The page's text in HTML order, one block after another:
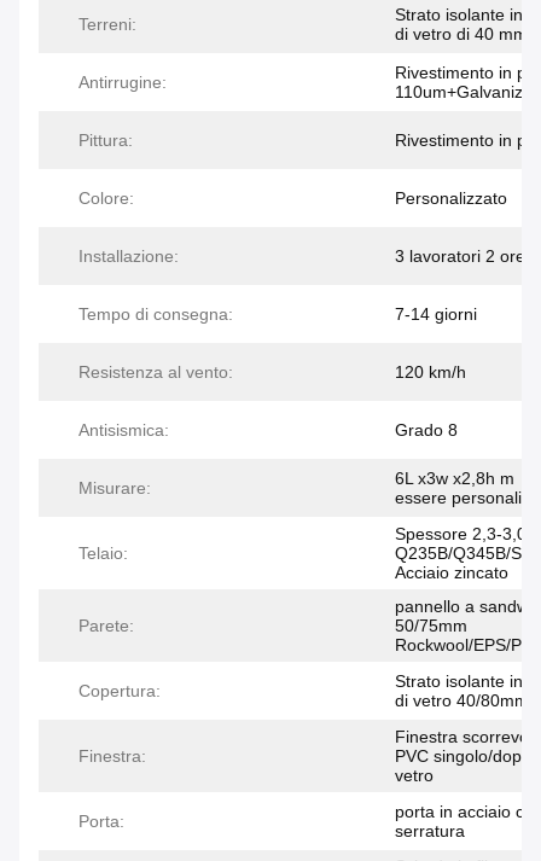
Terreni:
Strato isolante in
di vetro di 40 mm
Antirrugine:
Rivestimento in
Pittura: Rivestimento in
Colore: Personalizzato
Installazione: 3 lavoratori 2 ore
Tempo di consegna: 7-14 giorni
Resistenza al vento: 120 km/h
Antisismica: Grado 8
Misurare:
6L x3w x2,8h m （
essere
Telaio:
Spessore 2,3-3,0
Q235B/Q345B/
Acciaio zincato
Parete:
pannello a
50/75mm
Rockwool/EPS/PU
Copertura:
Strato isolante in
di vetro 40/80mm
Finestra:
Finestra
PVC singolo/
vetro
Porta:
porta in acciaio
serratura